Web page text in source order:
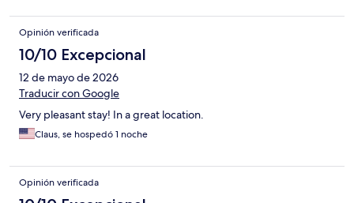
Opinión verificada
10/10 Excepcional
12 de mayo de 2026
Traducir con Google
Very pleasant stay! In a great location.
Claus, se hospedó 1 noche
Opinión verificada